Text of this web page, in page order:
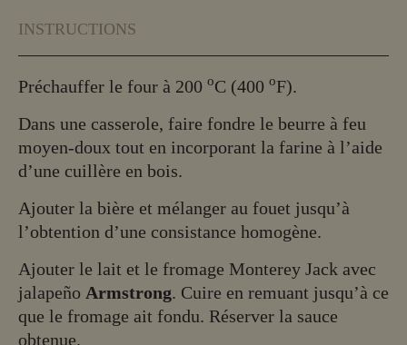
INSTRUCTIONS
Préchauffer le four à 200 oC (400 oF).
Dans une casserole, faire fondre le beurre à feu
moyen-doux tout en incorporant la farine à l’aide
d’une cuillère en bois.
Ajouter la bière et mélanger au fouet jusqu’à
l’obtention d’une consistance homogène.
Ajouter le lait et le fromage Monterey Jack avec
jalapeño Armstrong. Cuire en remuant jusqu’à ce
que le fromage ait fondu. Réserver la sauce
obtenue.